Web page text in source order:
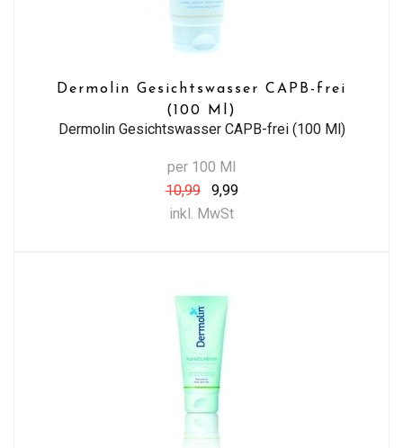
Dermolin Gesichtswasser CAPB-frei
(100 Ml)
Dermolin Gesichtswasser CAPB-frei (100 Ml)
per 100 Ml
10,99
9,99
inkl. MwSt